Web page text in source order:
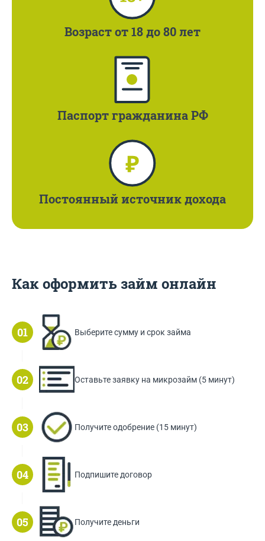
Возрастот 18 до 80 лет
Паспортгражданина РФ
Постоянный источник дохода
Как оформить займ онлайн
Выберите сумму и срок займа
Оставьте заявку на микрозайм (5 минут)
Получите одобрение (15 минут)
Подпишите договор
Получите деньги